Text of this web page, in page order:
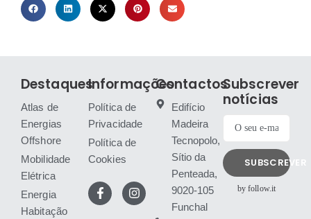
Destaques
Atlas de
Energias
Offshore
Mobilidade
Elétrica
Energia
Habitação
Informações
Política de
Privacidade
Política de
Cookies
Contactos
Edifício
Madeira
Tecnopolo,
Sítio da
Penteada,
9020-105
Funchal
Subscrever
notícias
SUBSCREVER
by follow.it